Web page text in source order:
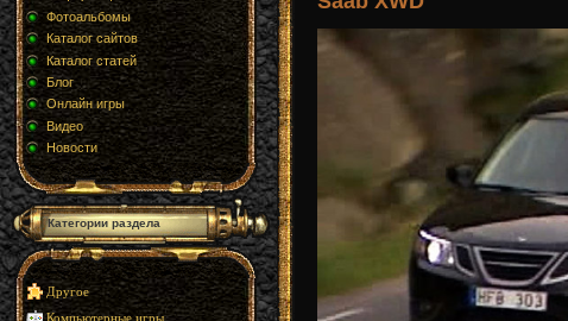
Фотоальбомы
Каталог сайтов
Каталог статей
Блог
Онлайн игры
Видео
Новости
Категории раздела
Другое
Компьютерные игры